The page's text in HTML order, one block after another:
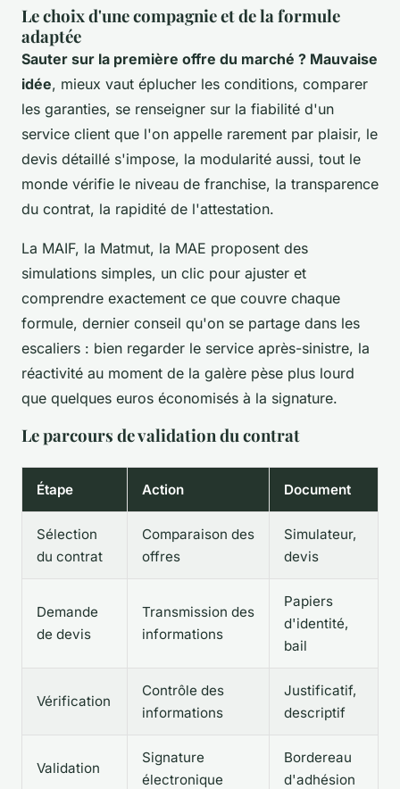
Le choix d'une compagnie et de la formule
adaptée
Sauter sur la première offre du marché ? Mauvaise
idée, mieux vaut éplucher les conditions, comparer
les garanties, se renseigner sur la fiabilité d'un
service client que l'on appelle rarement par plaisir, le
devis détaillé s'impose, la modularité aussi, tout le
monde vérifie le niveau de franchise, la transparence
du contrat, la rapidité de l'attestation.
La MAIF, la Matmut, la MAE proposent des
simulations simples, un clic pour ajuster et
comprendre exactement ce que couvre chaque
formule, dernier conseil qu'on se partage dans les
escaliers : bien regarder le service après-sinistre, la
réactivité au moment de la galère pèse plus lourd
que quelques euros économisés à la signature.
Le parcours de validation du contrat
Étape Action Document
Sélection
du contrat
Comparaison des
offres
Simulateur,
devis
Demande
de devis
Transmission des
informations
Papiers
d'identité,
bail
Vérification
Contrôle des
informations
Justificatif,
descriptif
Validation
Signature
électronique
Bordereau
d'adhésion